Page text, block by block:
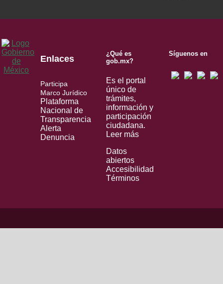
Enlaces
Participa
Marco Jurídico
Plataforma
Nacional de
Transparencia
Alerta
Denuncia
¿Qué es
gob.mx?
Es el portal
único de
trámites,
información y
participación
ciudadana.
Leer más
Datos
abiertos
Accesibilidad
Términos
Síguenos en